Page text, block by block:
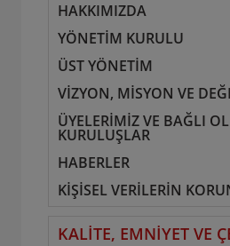
HAKKIMIZDA
YÖNETİM KURULU
ÜST YÖNETİM
VİZYON, MİSYON VE
ÜYELERİMİZ VE BAĞLI
KURULUŞLAR
HABERLER
KİŞİSEL VERİLERİN
KALİTE, EMNİYET VE